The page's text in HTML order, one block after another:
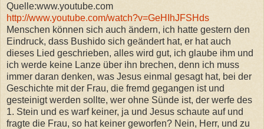
Quelle:www.youtube.com
http://www.youtube.com/watch?v=GeHIhJFSHds
Menschen können sich auch ändern, ich hatte gestern den
Eindruck, dass Bushido sich geändert hat, er hat auch
dieses Lied geschrieben, alles wird gut, ich glaube ihm und
ich werde keine Lanze über ihn brechen, denn ich muss
immer daran denken, was Jesus einmal gesagt hat, bei der
Geschichte mit der Frau, die fremd gegangen ist und
gesteinigt werden sollte, wer ohne Sünde ist, der werfe des
1. Stein und es warf keiner, ja und Jesus schaute auf und
fragte die Frau, so hat keiner geworfen? Nein, Herr, und zu